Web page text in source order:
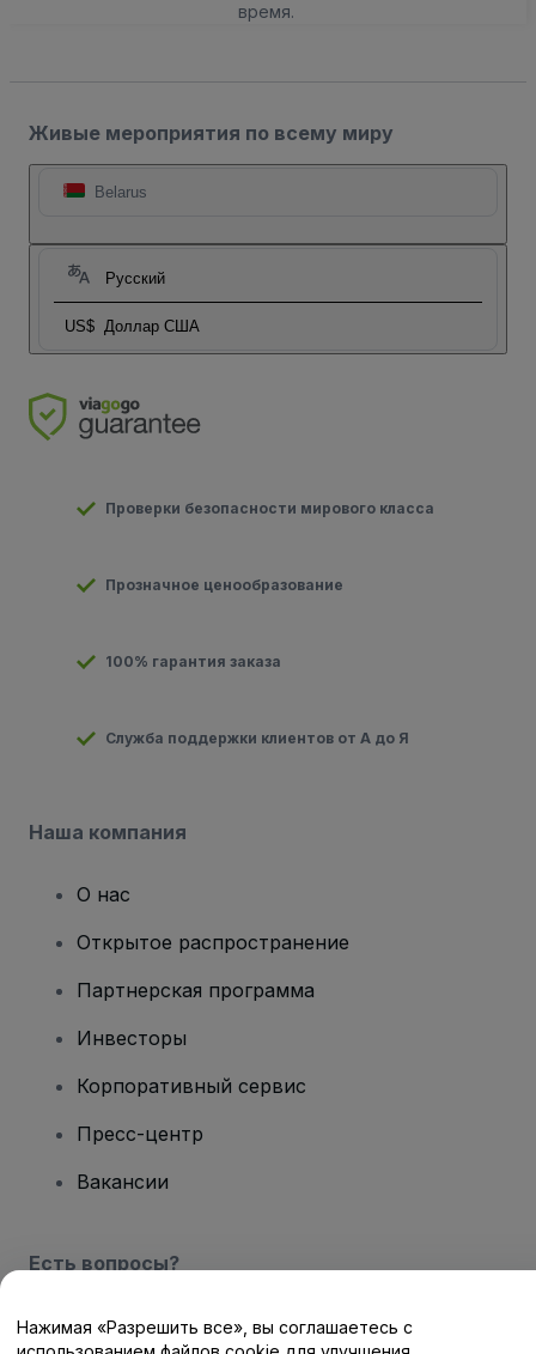
время.
Живые мероприятия по всему миру
Belarus
Русский
US$ Доллар США
Проверки безопасности мирового класса
Прозначное ценообразование
100% гарантия заказа
Служба поддержки клиентов от А до Я
Наша компания
О нас
Открытое распространение
Партнерская программа
Инвесторы
Корпоративный сервис
Пресс-центр
Вакансии
Есть вопросы?
Центр помощи / Свяжитесь с нами
Нажимая «Разрешить все», вы соглашаетесь с